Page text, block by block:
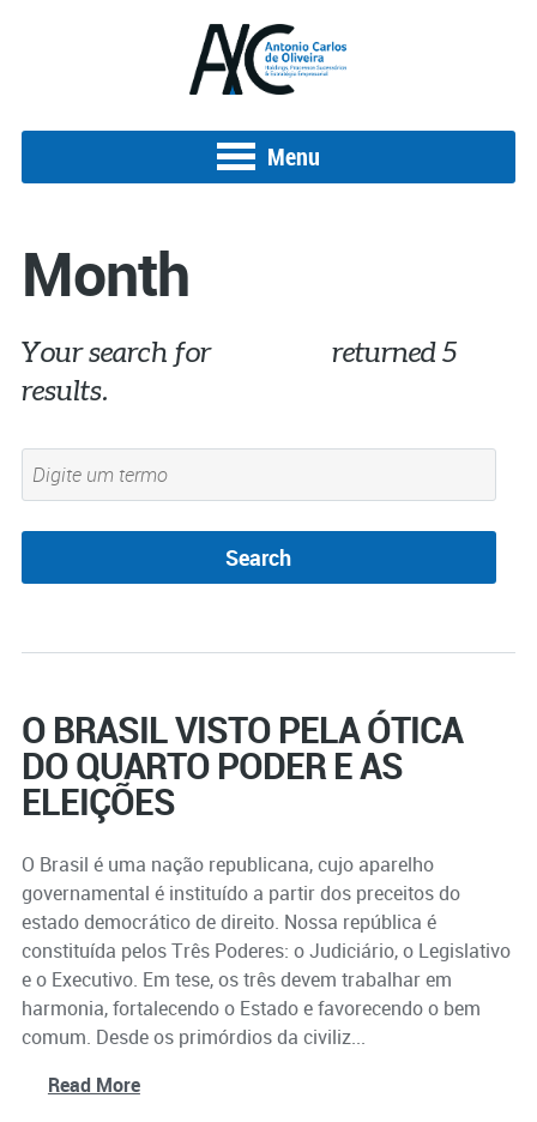
Menu
Month
Your search for
returned 5
results.
O BRASIL VISTO PELA ÓTICA
DO QUARTO PODER E AS
ELEIÇÕES
O Brasil é uma nação republicana, cujo aparelho
governamental é instituído a partir dos preceitos do
estado democrático de direito. Nossa república é
constituída pelos Três Poderes: o Judiciário, o Legislativo
e o Executivo. Em tese, os três devem trabalhar em
harmonia, fortalecendo o Estado e favorecendo o bem
comum. Desde os primórdios da civiliz...
Read More